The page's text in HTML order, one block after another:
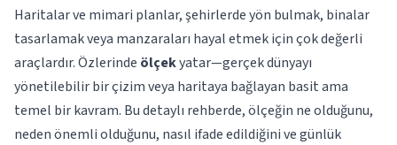
Haritalar ve mimari planlar, şehirlerde yön bulmak, binalar
tasarlamak veya manzaraları hayal etmek için çok değerli
araçlardır. Özlerinde ölçekyatar—gerçek dünyayı
yönetilebilir bir çizim veya haritaya bağlayan basit ama
temel bir kavram. Bu detaylı rehberde, ölçeğin ne olduğunu,
neden önemli olduğunu, nasıl ifade edildiğini ve günlük